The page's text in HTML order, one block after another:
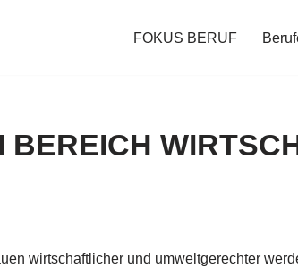
FOKUS BERUF
BEREICH
wirtschaftlicher und umweltgerechter